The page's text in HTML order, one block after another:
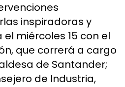
inspiradoras y
miércoles 15 con el
que correrá a cargo
de Santander;
de Industria,